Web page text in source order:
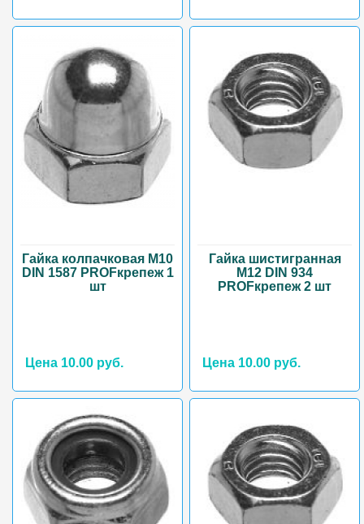
Гайка колпачковая М10
DIN 1587 PROFкрепеж 1
шт
Цена 10.00 руб.
Гайка шистигранная
М12 DIN 934
PROFкрепеж 2 шт
Цена 10.00 руб.